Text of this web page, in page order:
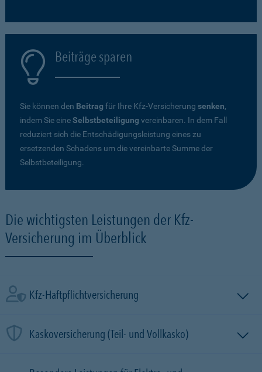
Beiträge sparen
Sie können den Beitrag für Ihre Kfz-Versicherung senken,
indem Sie eineSelbstbeteiligung vereinbaren. In dem Fall
reduziert sich die Entschädigungsleistung eines zu
ersetzenden Schadens um die vereinbarte Summe der
Selbstbeteiligung.
Die wichtigsten Leistungen der Kfz-
Versicherung im Überblick
Kfz-Haftpflichtversicherung
Kaskoversicherung (Teil- und Vollkasko)